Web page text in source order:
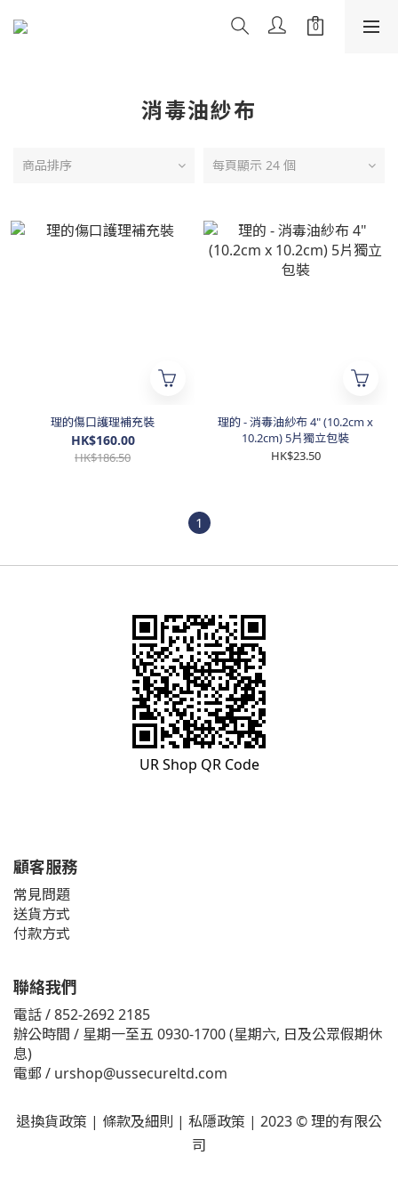
消毒油紗布
商品排序 每頁顯示 24 個
理的傷口護理補充裝
HK$160.00
HK$186.50
理的 - 消毒油紗布 4" (10.2cm x
10.2cm) 5片獨立包裝
HK$23.50
1
UR Shop QR Code
顧客服務
常見問題
送貨方式
付款方式
聯絡我們
電話 / 852-2692 2185
辦公時間 / 星期一至五 0930-1700 (星期六, 日及公眾假期休
息)
電郵 / urshop@ussecureltd.com
退換貨政策 | 條款及細則 | 私隱政策 | 2023 © 理的有限公
司